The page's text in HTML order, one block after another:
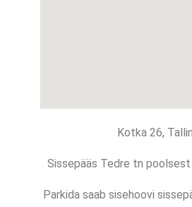
Kotka 26,
Sissepääs Tedre tn
Parkida saab sisehoovi